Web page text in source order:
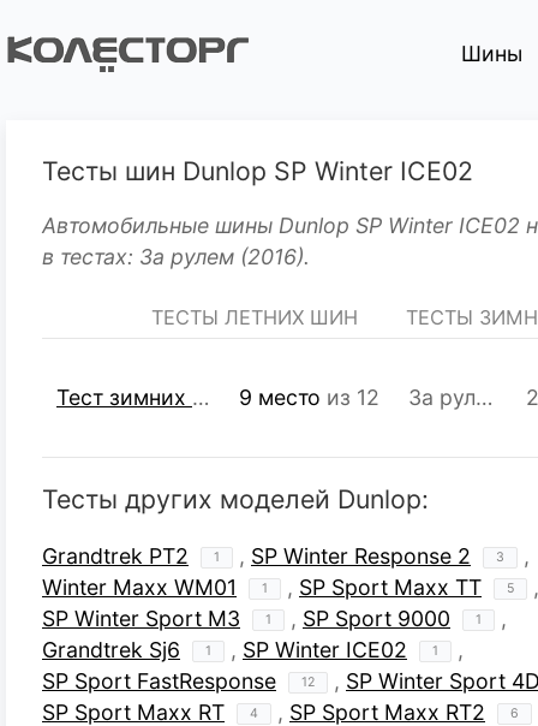
Шины
Тесты шин Dunlop SP Winter ICE02
Автомобильные шины Dunlop SP Winter ICE02
в тестах: За рулем (2016).
ТЕСТЫ ЛЕТНИХ ШИН ТЕСТЫ
Тест зимних шипованных шин R15 195/65 9 место из 12 За рулем
Тесты других моделей Dunlop:
Grandtrek PT2 1 , SP Winter Response 2 3
,
Winter Maxx WM01
1 , SP Sport Maxx TT 5
,
SP Winter Sport M3
1 , SP Sport 9000 1
,
Grandtrek Sj6
1 , SP Winter ICE02 1
,
SP Sport FastResponse
12 , SP Winter Sport
SP Sport Maxx RT
4 , SP Sport Maxx RT2 6